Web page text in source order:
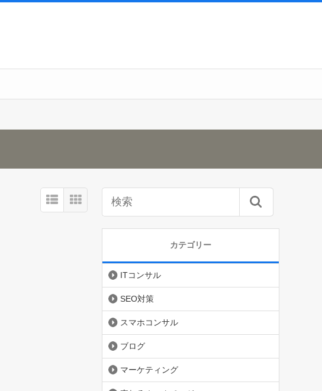
カテゴリー
ITコンサル
SEO対策
スマホコンサル
ブログ
マーケティング